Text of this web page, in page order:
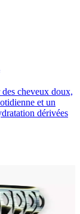
cheveux doux,
et un
dérivées